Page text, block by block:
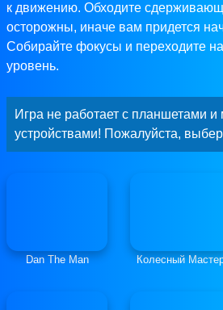
к движению. Обходите
осторожны, иначе вам придется
Собирайте фокусы и переходите
уровень.
Игра не работает с планшетами
устройствами! Пожалуйста,
Dan The Man Колесный